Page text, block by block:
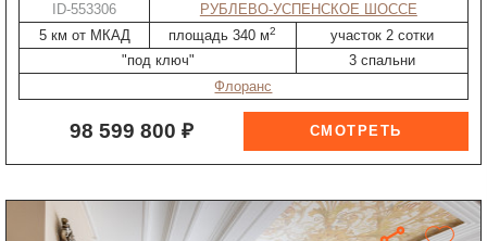
ID-553306
РУБЛЕВО-УСПЕНСКОЕ ШОССЕ
5 км от МКАД
площадь 340 м2
участок 2 сотки
"под ключ"
3 спальни
Флоранс
98 599 800 ₽